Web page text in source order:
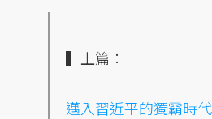
▍上篇：
邁入習近平的獨霸時